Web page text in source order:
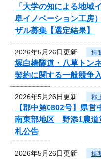
「大学の知による地域
阜イノベーション工房
ザル募集【選定結果】
2026年5月26日更新 揖
塚白椿隧道・八草トン
契約に関する一般競争
2026年5月26日更新 郡
【郡中第0802号】県
南東部地区 野添1農道
札公告
2026年5月26日更新 揖